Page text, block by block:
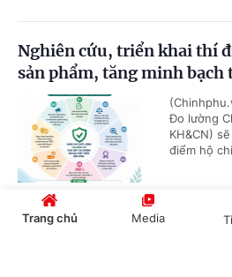
Nghiên cứu, triển khai thí
sản phẩm, tăng minh
Đo lường
KH&CN)
điểm hộ
Trang chủ Media